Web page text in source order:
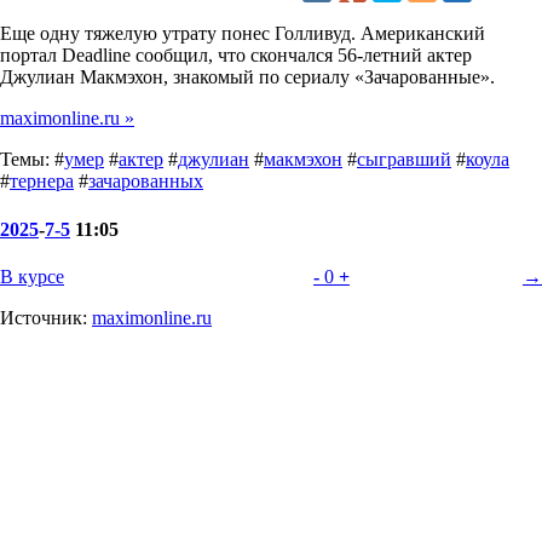
Еще одну тяжелую утрату понес Голливуд. Американский
портал Deadline сообщил, что скончался 56-летний актер
Джулиан Макмэхон, знакомый по сериалу «Зачарованные».
maximonline.ru »
Темы: #умер #актер #джулиан #макмэхон #сыгравший #коула
#тернера #зачарованных
2025-7-5 11:05
В курсе - 0 +
→
Источник: maximonline.ru